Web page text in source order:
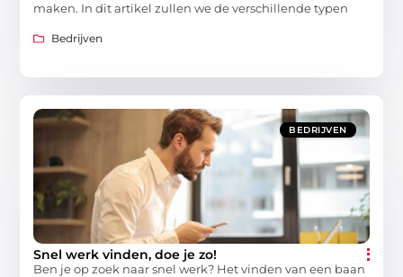
maken. In dit artikel zullen we de verschillende typen
Bedrijven
BEDRIJVEN
Snel werk vinden, doe je zo!
Ben je op zoek naar snel werk? Het vinden van een baan